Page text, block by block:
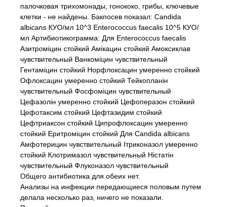
палочковая трихомонады, гонококо, грибы, ключевые
клетки - не найдены. Бакпосев показал: Candida
albicans КУО/мл 10^3 Enterococcus faecalis 10^5 КУО/
мл Артибиотикограмма: Для Enterococcus faecalis
Азитроміцин стойкий Амікацин стойкий Амоксиклав
чувствительный Ванкоміцин чувствительный
Гентаміцин стойкий Норфлоксацин умеренно стойкий
Офлоксацин умеренно стойкий Тейкопланін
чувствительный Фосфоміцин чувствительный
Цефазолін умеренно стойкий Цефоперазон стойкий
Цефотаксим стойкий Цефтазидим стойкий
Цефтриаксон стойкий Ципрофлоксацин умеренно
стойкий Еритроміцин стойкий Для Candida albicans
Амфотерицин чувствительный Ітриконазол умеренно
стойкий Клотримазол чувствительный Ністатін
чувствительный Флуконазол чувствительный
Общего антибиотика для обеих нет.
Анализы на инфекции передающиеся половым путем
делала несколько раз, ничего не показали.